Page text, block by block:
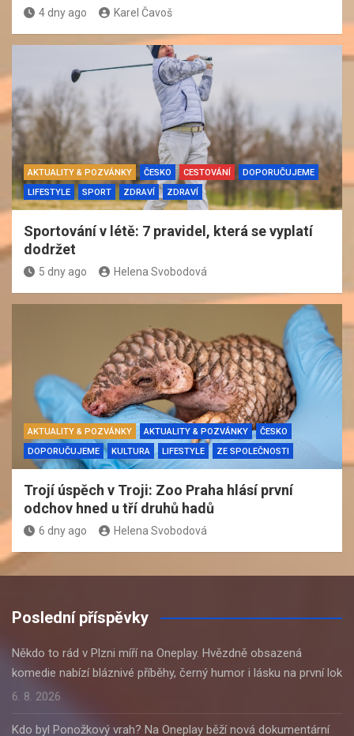
4 dny ago Karel Čavoš
AKTUALITY & POZVÁNKY ČESKO CESTOVÁNÍ
DOPORUČUJEME
LIFESTYLE
SPORT ZDRAVÍ ZDRAVÍ
Sportování v létě: 7 pravidel, která se vyplatí
dodržet
5 dny ago Helena Svobodová
AKTUALITY & POZVÁNKY AKTUALITY & POZVÁNKY
ČESKO
DOPORUČUJEME
KULTURA LIFESTYLE ZE SPOLEČNOSTI
Trojí úspěch v Troji: Zoo Praha hlásí první
odchov hned u tří druhů hadů
6 dny ago Helena Svobodová
Poslední příspěvky
Někdo to rád v Plzni míří na Oneplay. Hvězdně obsazená
komedie nabízí bláznivé příběhy, černý humor i lásku na první lok
6. 8. 2026
Kdo byl Ponožkový vrah? Na Oneplay běží nová dokumentární